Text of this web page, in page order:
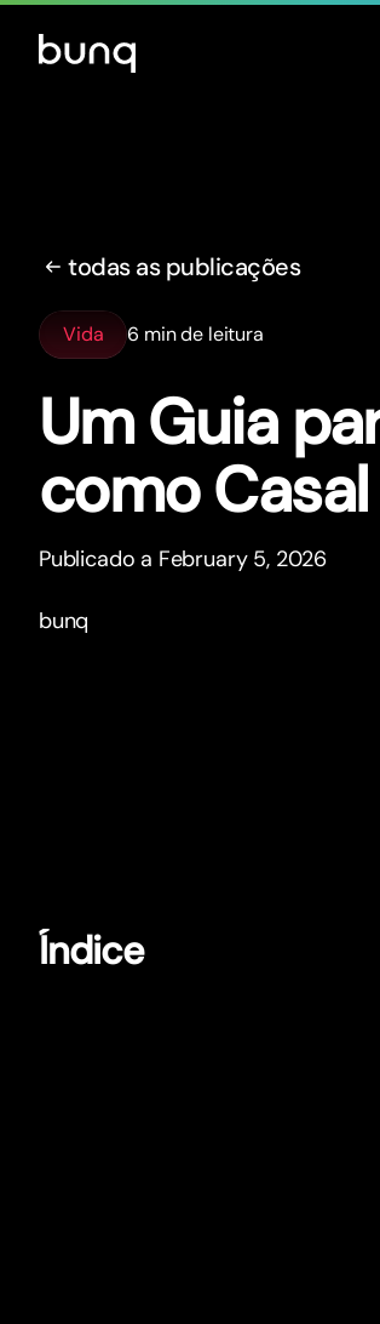
todas as publicações
Vida 6 min de leitura
Um Guia
como Casal
Publicado a February 5, 2026
bunq
Índice